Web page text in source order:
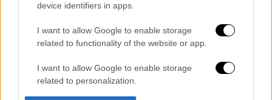
device identifiers in apps.
I want to allow Google to enable storage
related to functionality of the website or app.
I want to allow Google to enable storage
related to personalization.
Εκτελέσεις, συλλήψεις και νέοι
περιορισμοί: Το Ιράν σκληραίνει τη γραμμή
στο εσωτερικό εν μέσω πολέμου
Η πρώτη δήλωση της οικογένειας της
38χρονης Βρετανίδας που δολοφονήθηκε
στην Κυψέλη